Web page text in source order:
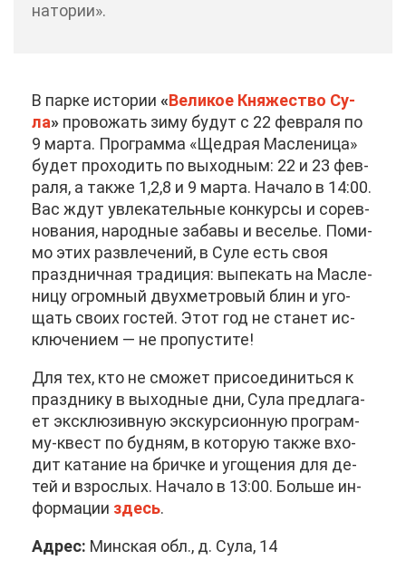
на­то­рии».
В пар­ке ис­то­рии «Ве­ли­кое Кня­же­ство Су­
ла» про­во­жать зи­му бу­дут с 22 фев­ра­ля по
9 мар­та. Про­грам­ма «Щед­рая Мас­ле­ни­ца»
бу­дет про­хо­дить по вы­ход­ным: 22 и 23 фев­
ра­ля, а та­к­же 1,2,8 и 9 мар­та. На­ча­ло в 14:00.
Вас ждут увле­ка­тель­ные кон­кур­сы и со­рев­
но­ва­ния, на­род­ные за­ба­вы и ве­се­лье. По­ми­
мо этих раз­вле­че­ний, в Су­ле есть своя
празд­нич­ная тра­ди­ция: вы­пе­кать на Мас­ле­
ни­цу огром­ный двух­мет­ро­вый блин и уго­
щать сво­их го­стей. Этот год не ста­нет ис­
клю­че­ни­ем — не про­пу­сти­те!
Для тех, кто не смо­жет при­со­еди­нить­ся к
празд­ни­ку в вы­ход­ные дни, Су­ла пред­ла­га­
ет экс­клю­зив­ную экс­кур­си­он­ную про­грам­
му-квест по буд­ням, в ко­то­рую та­к­же вхо­
дит ка­та­ние на брич­ке и уго­ще­ния для де­
тей и взрос­лых. На­ча­ло в 13:00. Боль­ше ин­
фор­ма­ции здесь.
Ад­рес: Мин­ская обл., д. Су­ла, 14